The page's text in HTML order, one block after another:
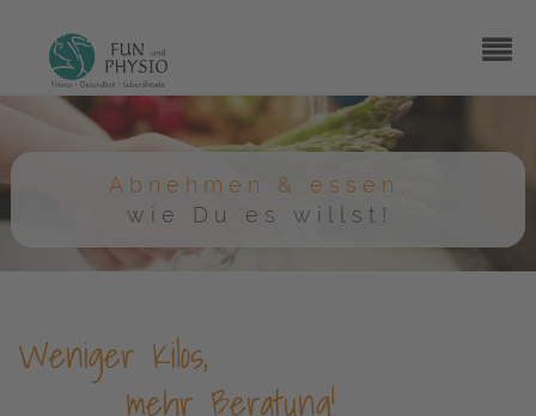
Abnehmen & essen,
wie Du es willst!
Weniger Kilos,
mehr Beratung!